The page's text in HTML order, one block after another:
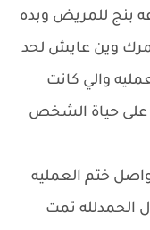
بنج للمريض وبده
وين عايش لحد
والي كانت
على حياة الشخص
ختم العمليه
الحمدلله تمت